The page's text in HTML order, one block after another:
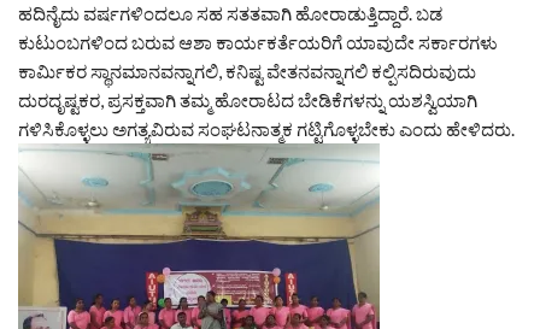
ಹದಿನೈದು ವರ್ಷಗಳಿಂದಲೂ ಸಹ ಸತತವಾಗಿ ಹೋರಾಡುತ್ತಿದ್ದಾರೆ. ಬಡ
ಕುಟುಂಬಗಳಿಂದ ಬರುವ ಆಶಾ ಕಾರ್ಯಕರ್ತೆಯರಿಗೆ ಯಾವುದೇ ಸರ್ಕಾರಗಳು
ಕಾರ್ಮಿಕರ ಸ್ಥಾನಮಾನವನ್ನಾಗಲಿ, ಕನಿಷ್ಟ ವೇತನವನ್ನಾಗಲಿ ಕಲ್ಪಿಸದಿರುವುದು
ದುರದೃಷ್ಟಕರ, ಪ್ರಸಕ್ತವಾಗಿ ತಮ್ಮ ಹೋರಾಟದ ಬೇಡಿಕೆಗಳನ್ನು ಯಶಸ್ವಿಯಾಗಿ
ಗಳಿಸಿಕೊಳ್ಳಲು ಅಗತ್ಯವಿರುವ ಸಂಘಟನಾತ್ಮಕ ಗಟ್ಟಿಗೊಳ್ಳಬೇಕು ಎಂದು ಹೇಳಿದರು.